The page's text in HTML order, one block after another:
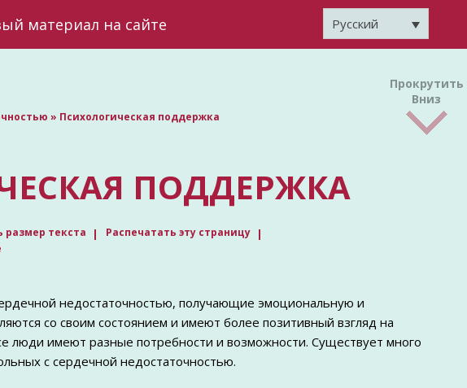
материал на сайте Русский
» Психологическая поддержка
ПОДДЕРЖКА
текста
Распечатать эту страницу
недостаточностью, получающие эмоциональную и
со своим состоянием и имеют более позитивный взгляд на
люди имеют разные потребности и возможности. Существует много
с сердечной недостаточностью.
Прокрутить
Вниз